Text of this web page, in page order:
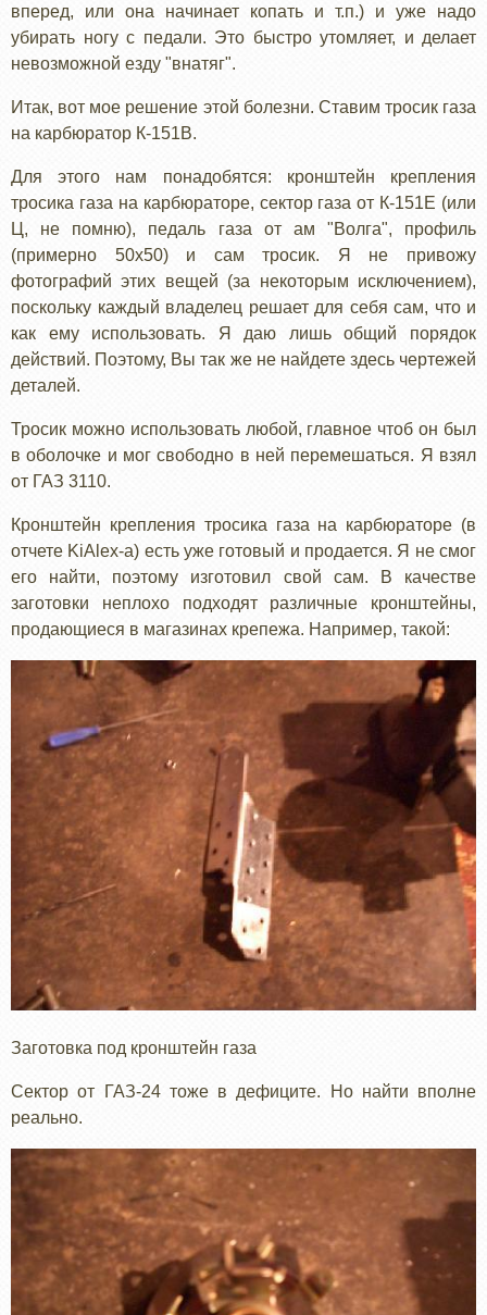
вперед, или она начинает копать и т.п.) и уже надо
убирать ногу с педали. Это быстро утомляет, и делает
невозможной езду "внатяг".
Итак, вот мое решение этой болезни. Ставим тросик газа
на карбюратор К-151В.
Для этого нам понадобятся: кронштейн крепления
тросика газа на карбюраторе, сектор газа от К-151Е (или
Ц, не помню), педаль газа от ам "Волга", профиль
(примерно 50х50) и сам тросик. Я не привожу
фотографий этих вещей (за некоторым исключением),
поскольку каждый владелец решает для себя сам, что и
как ему использовать. Я даю лишь общий порядок
действий. Поэтому, Вы так же не найдете здесь чертежей
деталей.
Тросик можно использовать любой, главное чтоб он был
в оболочке и мог свободно в ней перемешаться. Я взял
от ГАЗ 3110.
Кронштейн крепления тросика газа на карбюраторе (в
отчете KiAlex-а) есть уже готовый и продается. Я не смог
его найти, поэтому изготовил свой сам. В качестве
заготовки неплохо подходят различные кронштейны,
продающиеся в магазинах крепежа. Например, такой:
Заготовка под кронштейн газа
Сектор от ГАЗ-24 тоже в дефиците. Но найти вполне
реально.